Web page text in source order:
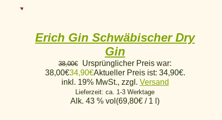
Erich Gin Schwäbischer Dry
Gin
38,00€
Ursprünglicher Preis war:
38,00€34,90€Aktueller Preis ist: 34,90€.
inkl. 19% MwSt., zzgl. Versand
Lieferzeit: ca. 1-3 Werktage
Alk. 43 % vol (69,80€ / 1 l)